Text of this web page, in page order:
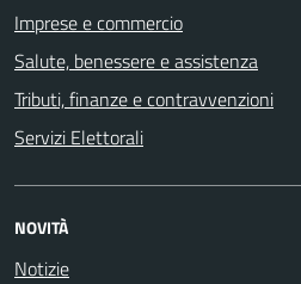
Imprese e commercio
Salute, benessere e assistenza
Tributi, finanze e contravvenzioni
Servizi Elettorali
NOVITÀ
Notizie